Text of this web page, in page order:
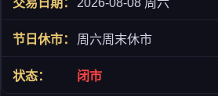
周六周末休市
闭市